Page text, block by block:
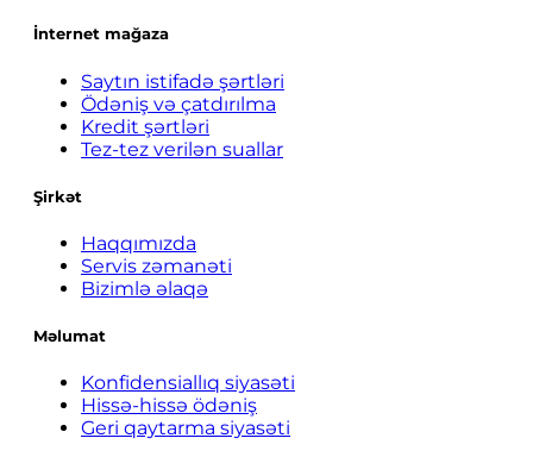
İnternet mağaza
Saytın istifadə şərtləri
Ödəniş və çatdırılma
Kredit şərtləri
Tez-tez verilən suallar
Şirkət
Haqqımızda
Servis zəmanəti
Bizimlə əlaqə
Məlumat
Konfidensiallıq siyasəti
Hissə-hissə ödəniş
Geri qaytarma siyasəti